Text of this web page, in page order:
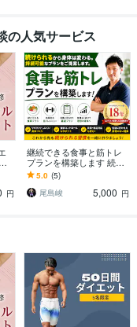
の人気サービス
円
継続できる食事と筋トレ
プランを構築します 続け
られるから身体は変わ
る。持続可能なプランを
ご提案します。
5.0 (5)
尾島峻
5,000 円